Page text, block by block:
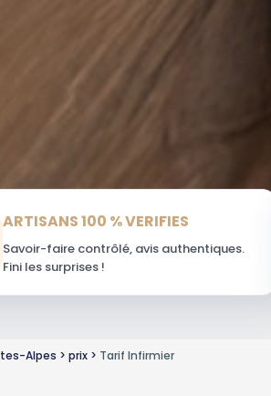
ARTISANS 100 % VERIFIES
Savoir-faire contrôlé, avis authentiques.
Fini les surprises !
Alpes prix Tarif Infirmier